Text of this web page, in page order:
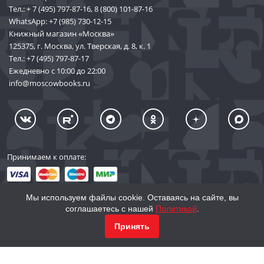
Тел.:+ 7 (495) 797-87-16,8 (800) 101-87-16
WhatsApp:+7 (985) 730-12-15
Книжный магазин «Москва»
125375, г. Москва, ул. Тверская, д. 8, к. 1
Тел.:+7 (495) 797-87-17
Ежедневно с 10:00 до 22:00
info@moscowbooks.ru
Принимаем к оплате:
© 2002–2026 «Торговый Дом Книги «МОСКВА»
Мы используем файлы cookie. Оставаясь на сайте, вы
соглашаетесь с нашей Политикой
Принять